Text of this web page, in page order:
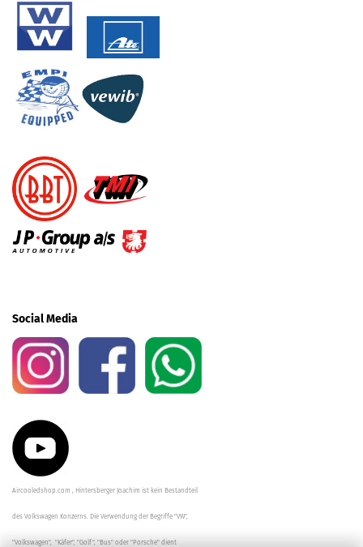
Social Media
Aircooledshop.com , Hintersberger Joachim ist kein Bestandteil
des Volkswagen Konzerns. Die Verwendung der Begriffe "VW",
"Volkswagen", "Käfer", "Golf", "Bus" oder "Porsche" dient